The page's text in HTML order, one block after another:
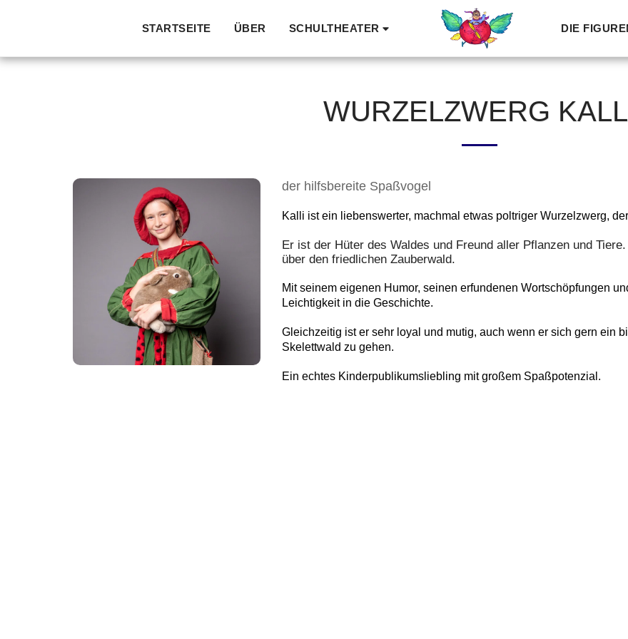
STARTSEITE ÜBER SCHULTHEATER DIE
WURZELZWERG
der hilfsbereite Spaßvogel
Kalli ist ein liebenswerter, machmal etwas poltriger Wurzelzwerg,
Er ist der Hüter des Waldes und Freund aller Pflanzen und
über den friedlichen Zauberwald.
Mit seinem eigenen Humor, seinen erfundenen Wortschöpfungen
Leichtigkeit in die Geschichte.
Gleichzeitig ist er sehr loyal und mutig, auch wenn er sich gern ein
Skelettwald zu gehen.
Ein echtes Kinderpublikumsliebling mit großem Spaßpotenzial.